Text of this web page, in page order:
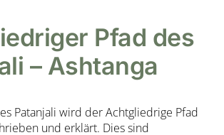
Pfad des
– Ashtanga
Patanjali wird der Achtgliedrige Pfad
und erklärt. Dies sind